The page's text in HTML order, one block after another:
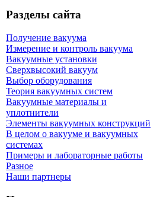
Разделы сайта
Получение вакуума
Измерение и контроль вакуума
Вакуумные установки
Сверхвысокий вакуум
Выбор оборудования
Теория вакуумных систем
Вакуумные материалы и
уплотнители
Элементы вакуумных конструкций
В целом о вакууме и вакуумных
системах
Примеры и лабораторные работы
Разное
Наши партнеры